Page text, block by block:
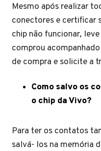
Mesmo após realizar
conectores e certificar
chip não funcionar,
comprou
de compra e solicite a
Como salvo os
o chip da Vivo?
Para ter os contatos
salvá- los na memória